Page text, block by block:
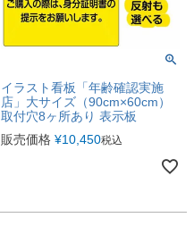
イラスト看板「年齢確認実施
店」大サイズ（90cm×60cm）
取付穴8ヶ所あり 表示板
販売価格 ¥10,450税込